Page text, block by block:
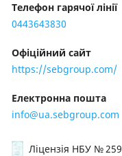
Телефон гарячої лінії
0443643830
Офіційний сайт
https://sebgroup.com/
Електронна пошта
info@ua.sebgroup.com
Ліцензія НБУ № 259